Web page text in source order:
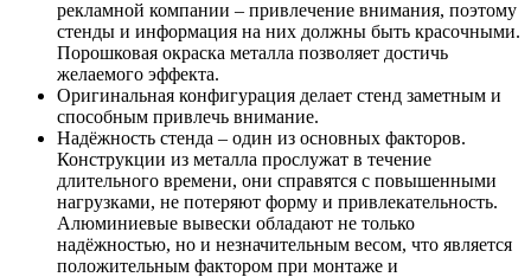
рекламной компании – привлечение внимания, поэтому
стенды и информация на них должны быть красочными.
Порошковая окраска металла позволяет достичь
желаемого эффекта.
Оригинальная конфигурация делает стенд заметным и
способным привлечь внимание.
Надёжность стенда – один из основных факторов.
Конструкции из металла прослужат в течение
длительного времени, они справятся с повышенными
нагрузками, не потеряют форму и привлекательность.
Алюминиевые вывески обладают не только
надёжностью, но и незначительным весом, что является
положительным фактором при монтаже и